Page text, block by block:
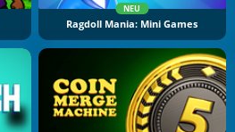
NEU
Ragdoll Mania: Mini Games